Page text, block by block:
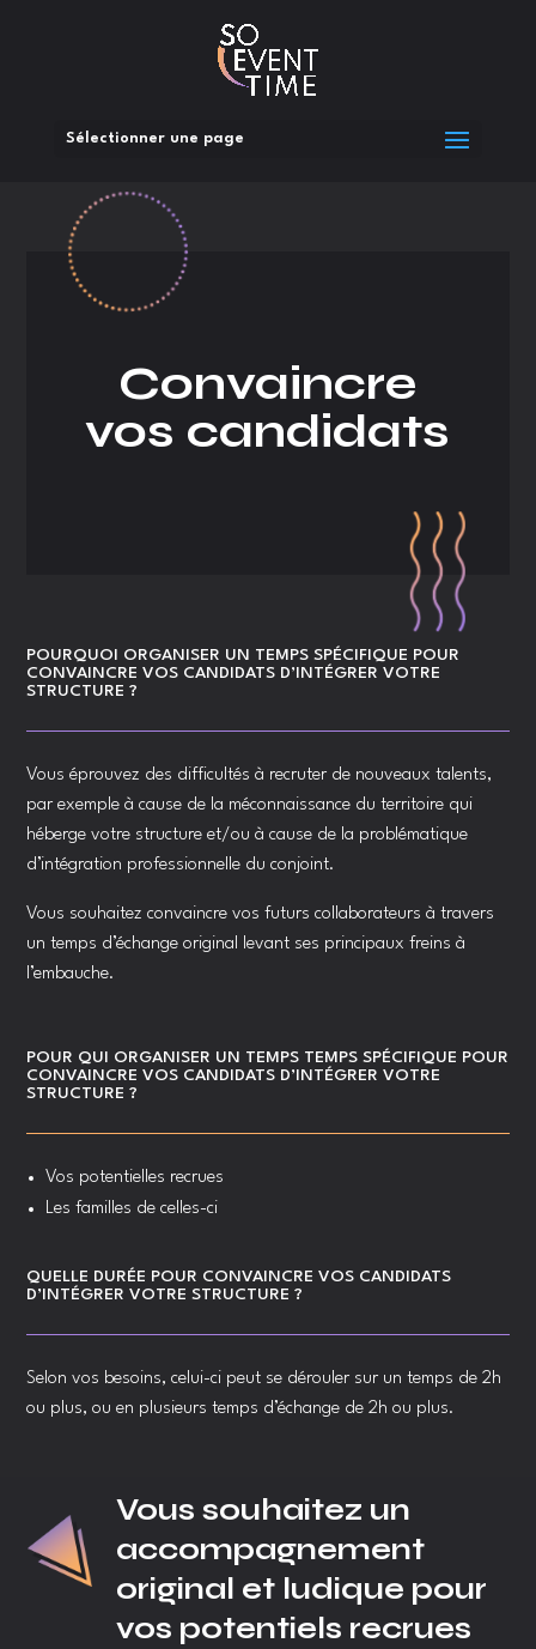
Sélectionner une page
Convaincre
vos candidats
POURQUOI ORGANISER UN TEMPS SPÉCIFIQUE POUR
CONVAINCRE VOS CANDIDATS D’INTÉGRER VOTRE
STRUCTURE ?
Vous éprouvez des difficultés à recruter de nouveaux talents,
par exemple à cause de la méconnaissance du territoire qui
héberge votre structure et/ou à cause de la problématique
d’intégration professionnelle du conjoint.
Vous souhaitez convaincre vos futurs collaborateurs à travers
un temps d’échange original levant ses principaux freins à
l’embauche.
POUR QUI ORGANISER UN TEMPS TEMPS SPÉCIFIQUE POUR
CONVAINCRE VOS CANDIDATS D’INTÉGRER VOTRE
STRUCTURE ?
Vos potentielles recrues
Les familles de celles-ci
QUELLE DURÉE POUR CONVAINCRE VOS CANDIDATS
D’INTÉGRER VOTRE STRUCTURE ?
Selon vos besoins, celui-ci peut se dérouler sur un temps de 2h
ou plus, ou en plusieurs temps d’échange de 2h ou plus.
Vous souhaitez un
accompagnement
original et ludique pour
vos potentiels recrues